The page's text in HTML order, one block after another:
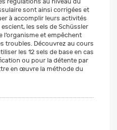
sont ainsi corrigées et
à accomplir leurs activités
les sels de Schüssler
l’organisme et empêchent
troubles. Découvrez au cours
les 12 sels de base en cas
ou pour la détente par
en œuvre la méthode du